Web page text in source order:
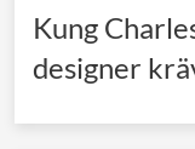
Kung
designer